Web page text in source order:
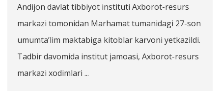
Andijon davlat tibbiyot instituti Axborot-resurs
markazi tomonidan Marhamat tumanidagi 27-son
umumta’lim maktabiga kitoblar karvoni yetkazildi.
Tadbir davomida institut jamoasi, Axborot-resurs
markazi xodimlari ...